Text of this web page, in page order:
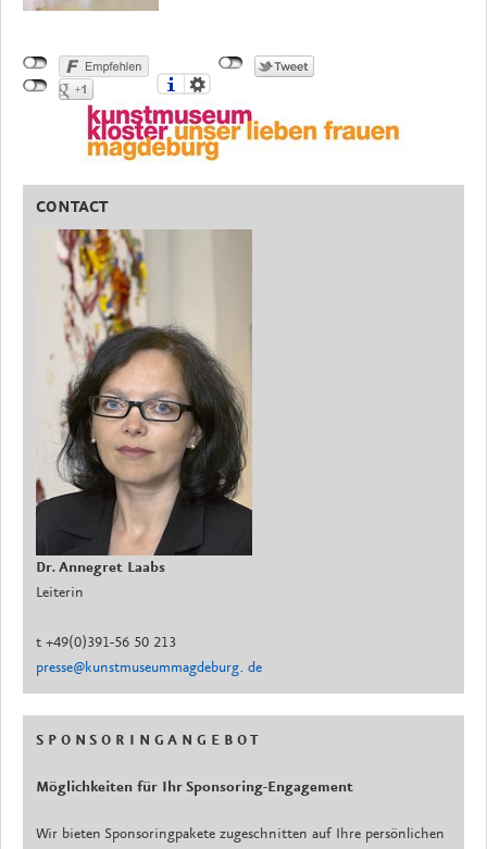
CONTACT
Dr. Annegret Laabs
Leiterin
t +49(0)391-56 50 213
presse@kunstmuseummagdeburg. de
S P O N S O R I N G A N G E B O T
Möglichkeiten für Ihr Sponsoring-Engagement
Wir bieten Sponsoringpakete zugeschnitten auf Ihre persönlichen